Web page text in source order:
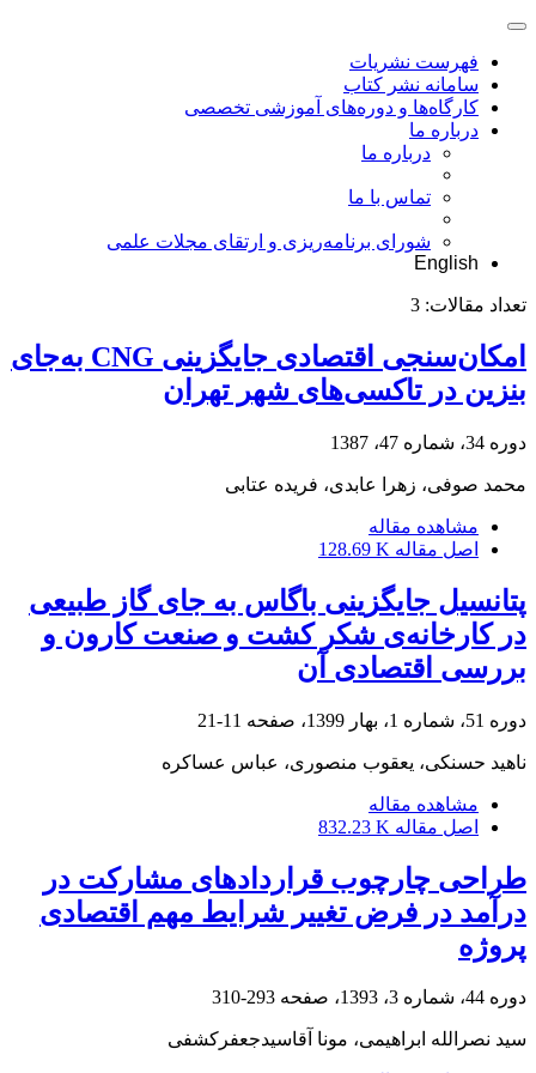
فهرست نشریات
سامانه نشر کتاب
کارگاه‌ها و دوره‌های آموزشی تخصصی
درباره ما
درباره ما
تماس با ما
شورای برنامه‌ریزی و ارتقای مجلات علمی
English
تعداد مقالات: 3
امکان‌سنجی اقتصادی جایگزینی CNG به‌جای
بنزین در تاکسی‌های شهر تهران
دوره 34، شماره 47، 1387
محمد صوفی، زهرا عابدی، فریده عتابی
مشاهده مقاله
اصل مقاله 128.69 K
پتانسیل جایگزینی باگاس به جای گاز طبیعی
در کارخانه‌ی‌ شکر کشت و صنعت کارون و
بررسی اقتصادی آن
دوره 51، شماره 1، بهار 1399، صفحه 11-21
ناهید حسنکی، یعقوب منصوری، عباس عساکره
مشاهده مقاله
اصل مقاله 832.23 K
طراحی چارچوب قراردادهای مشارکت در
درآمد در فرض تغییر شرایط مهم اقتصادی
پروژه
دوره 44، شماره 3، 1393، صفحه 293-310
سید نصرالله ابراهیمی، مونا آقاسیدجعفرکشفی